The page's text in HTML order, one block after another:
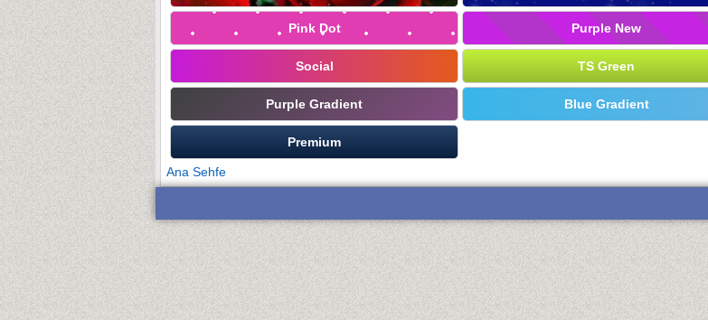
Pink Dot Purple New
Social TS Green
Purple Gradient Blue Gradient
Premium
Ana Sehfe